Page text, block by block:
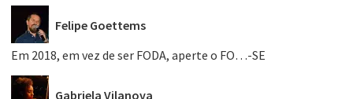
Felipe Goettems
Em 2018, em vez de ser FODA, aperte o FO…-SE
Gabriela Vilanova